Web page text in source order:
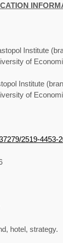
Institute
of
Institute
of
2519-4453-
hotel, strategy.